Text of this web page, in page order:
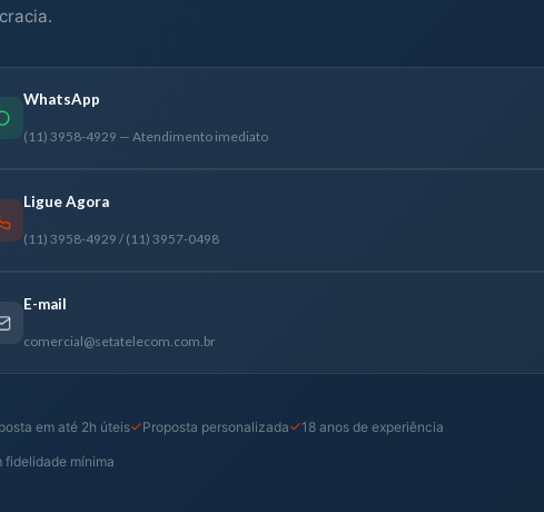
WhatsApp
(11) 3958-4929 — Atendimento imediato
Ligue Agora
(11) 3958-4929 / (11) 3957-0498
E-mail
comercial@setatelecom.com.br
em até 2h úteis Proposta personalizada 18 anos de experiência
fidelidade mínima